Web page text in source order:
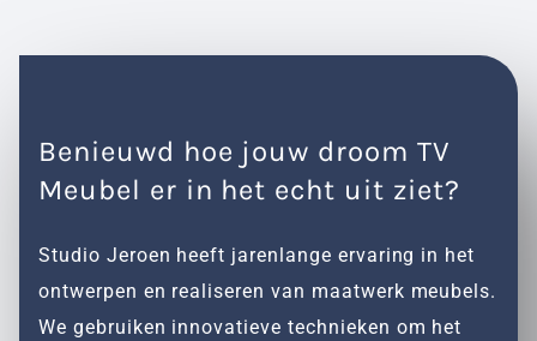
Benieuwd hoe jouw droom TV
Meubel er in het echt uit ziet?
Studio Jeroen heeft jarenlange ervaring in het
ontwerpen en realiseren van maatwerk meubels.
We gebruiken innovatieve technieken om het